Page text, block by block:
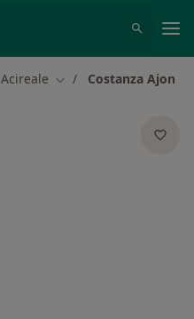
Acireale Cambia città
Costanza Ajon